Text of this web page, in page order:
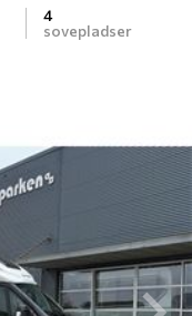
4
sovepladser